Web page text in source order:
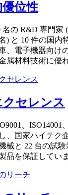
位性
名の R&D 専門家 (
) と 10 件の国内
、電子機器向け
属材料技術に優
クセレンス
、ISO14001
、国家ハイテク
械と 22 台の試
品を保証していま